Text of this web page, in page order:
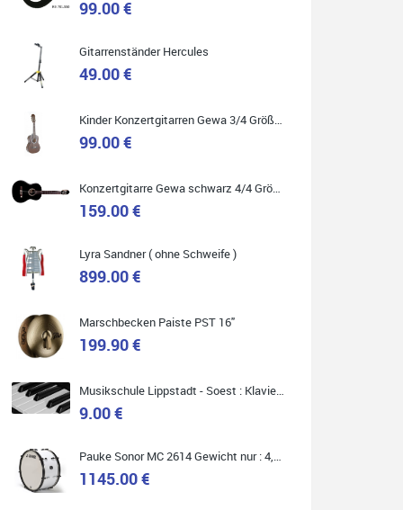
Quelle: Google-Rezension
Ich war auf der Suche nach einem neuen Keyboard
und bin begeistert: ich bin super beraten worden,
aktuell natürlich nur telefonisch. Nachdem die
abholen musste. Top!
Quelle: Google-Rezension
Ich bin super zufrieden mit meiner neuen Ukulele!
Einfach am Freitag vorbeigekommen, eben geklingelt
und top beraten worden. Ich würde den Besuch im
Musikgeschäft Stöppel jedem Onlineshopping
99.00 €
Gitarrenständer Hercules
49.00 €
99.00 €
159.00 €
Lyra Sandner ( ohne Schweife )
899.00 €
Marschbecken Paiste PST 16"
199.90 €
9.00 €
1145.00 €